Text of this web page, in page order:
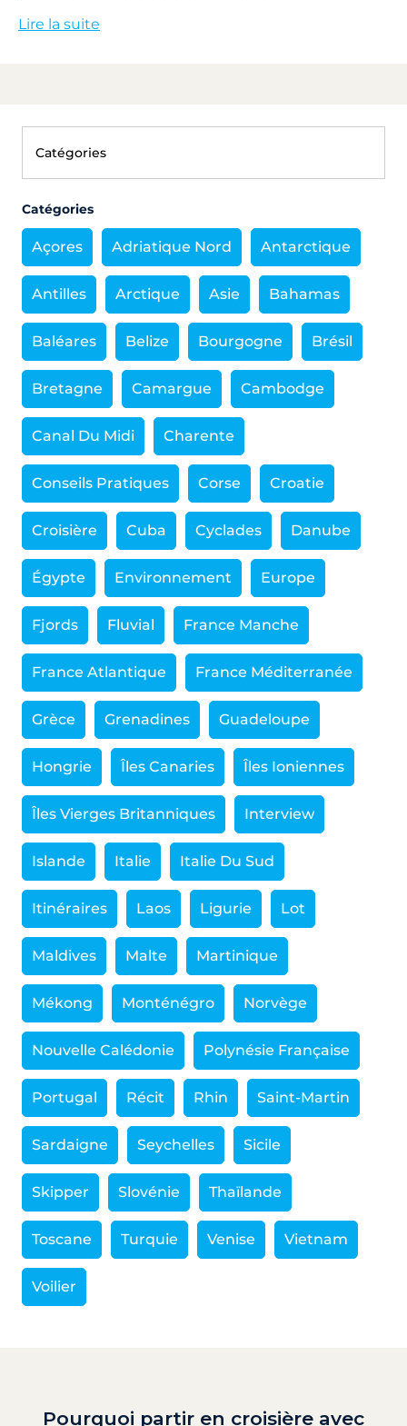
Lire la suite
Catégories
Açores Adriatique Nord Antarctique
Antilles Arctique Asie Bahamas
Baléares Belize Bourgogne Brésil
Bretagne Camargue Cambodge
Canal Du Midi Charente
Conseils Pratiques Corse Croatie
Croisière Cuba Cyclades Danube
Égypte Environnement Europe
Fjords Fluvial France Manche
France Atlantique France Méditerranée
Grèce Grenadines Guadeloupe
Hongrie Îles Canaries Îles Ioniennes
Îles Vierges Britanniques Interview
Islande Italie Italie Du Sud
Itinéraires Laos Ligurie Lot
Maldives Malte Martinique
Mékong Monténégro Norvège
Nouvelle Calédonie Polynésie Française
Portugal Récit Rhin Saint-Martin
Sardaigne Seychelles Sicile
Skipper Slovénie Thaïlande
Toscane Turquie Venise Vietnam
Voilier
Pourquoi partir en croisière avec